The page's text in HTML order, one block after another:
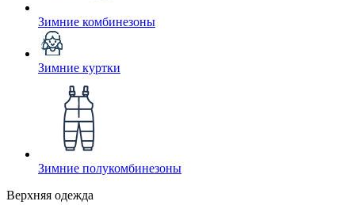
Зимние комбинезоны
Зимние куртки
Зимние полукомбинезоны
Верхняя одежда